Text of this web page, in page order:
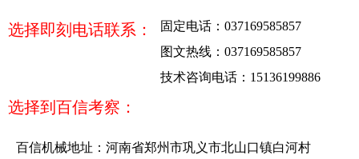
选择即刻电话联系：
固定电话：037169585857
图文热线：037169585857
技术咨询电话：15136199886
选择到百信考察：
百信机械地址：河南省郑州市巩义市北山口镇白河村